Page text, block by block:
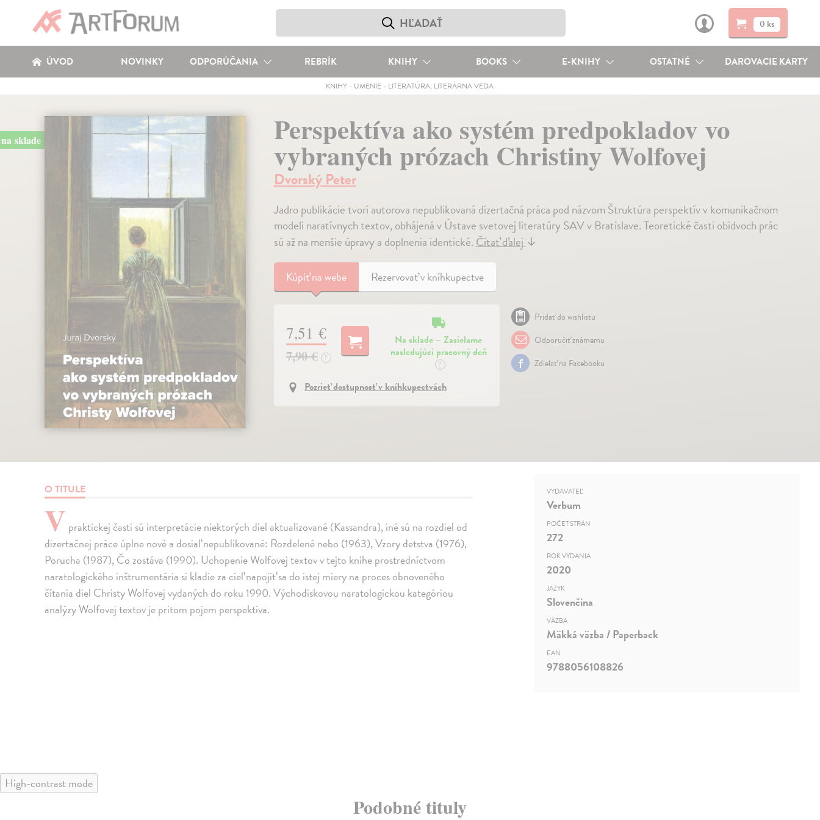
0 ks
ÚVOD NOVINKY ODPORÚČANIA REBRÍK KNIHY BOOKS E-KNIHY OSTATNÉ DAROVACIE KARTY
KNIHY - UMENIE - LITERATÚRA, LITERÁRNA VEDA
na sklade Perspektíva ako systém predpokladov vo
vybraných prózach Christiny Wolfovej
Dvorský Peter
Jadro publikácie tvorí autorova nepublikovaná dizertačná práca pod názvom Štruktúra perspektív v komunikačnom
modeli naratívnych textov, obhájená v Ústave svetovej literatúry SAV v Bratislave. Teoretické časti obidvoch prác
sú až na menšie úpravy a doplnenia identické.Čítať ďalej↓
Kúpiťna webe Rezervovať v kníhkupectve
7,51 €
7,90 € ?
Na sklade – Zasielame
nasledujúci pracovný deň
?
Pozrieť dostupnosť v kníhkupectvách
Pridať do wishlistu
Odporučiť známemu
Zdielať na Facebooku
O TITULE
V praktickej časti sú interpretácie niektorých diel aktualizované (Kassandra), iné sú na rozdiel od
dizertačnej práce úplne nové a dosiaľ nepublikované: Rozdelené nebo (1963), Vzory detstva (1976),
Porucha (1987), Čo zostáva (1990). Uchopenie Wolfovej textov v tejto knihe prostredníctvom
naratologického inštrumentária si kladie za cieľ napojiť sa do istej miery na proces obnoveného
čítania diel Christy Wolfovej vydaných do roku 1990. Východiskovou naratologickou kategóriou
analýzy Wolfovej textov je pritom pojem perspektíva.
VYDAVATEĽ
Verbum
POČET STRÁN
272
ROK VYDANIA
2020
JAZYK
Slovenčina
VÄZBA
Mäkká väzba / Paperback
EAN
9788056108826
High-contrast mode
Podobné tituly